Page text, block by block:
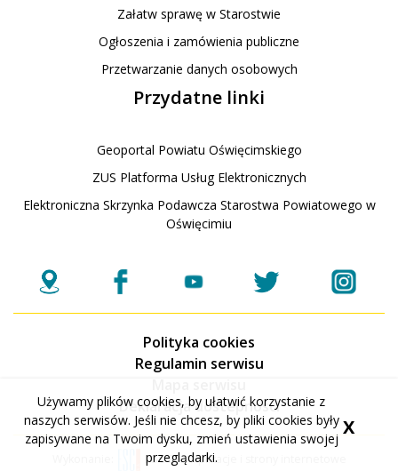
Załatw sprawę w Starostwie
Ogłoszenia i zamówienia publiczne
Przetwarzanie danych osobowych
Przydatne linki
Geoportal Powiatu Oświęcimskiego
ZUS Platforma Usług Elektronicznych
Elektroniczna Skrzynka Podawcza Starostwa Powiatowego w
Oświęcimiu
Polityka cookies
Regulamin serwisu
Deklaracja dostepnosci
ESC SA-Aplikacje i strony internetowe
Używamy plików cookies, by ułatwić korzystanie z
naszych serwisów. Jeśli nie chcesz, by pliki cookies były
zapisywane na Twoim dysku, zmień ustawienia swojej
przeglądarki.
X